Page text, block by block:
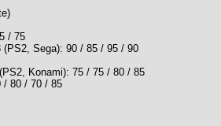
/ 75
(PS2, Sega): 90 / 85 / 95 / 90
Konami): 75 / 75 / 80 / 85
/ 80 / 70 / 85